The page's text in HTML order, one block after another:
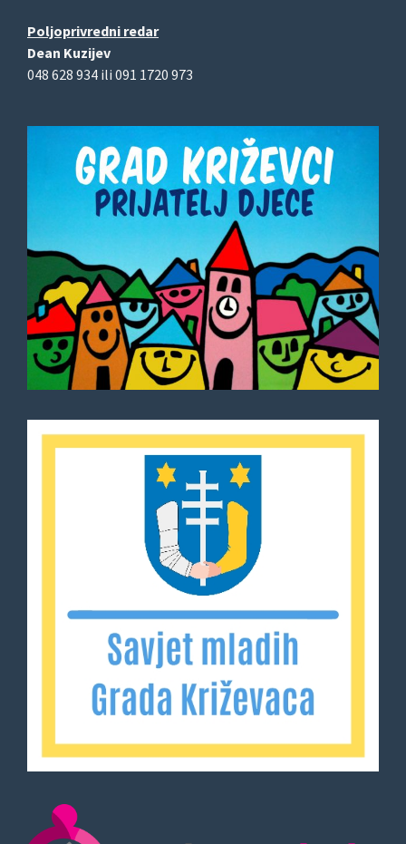
Poljoprivredni redar
Dean Kuzijev
048 628 934 ili 091 1720 973